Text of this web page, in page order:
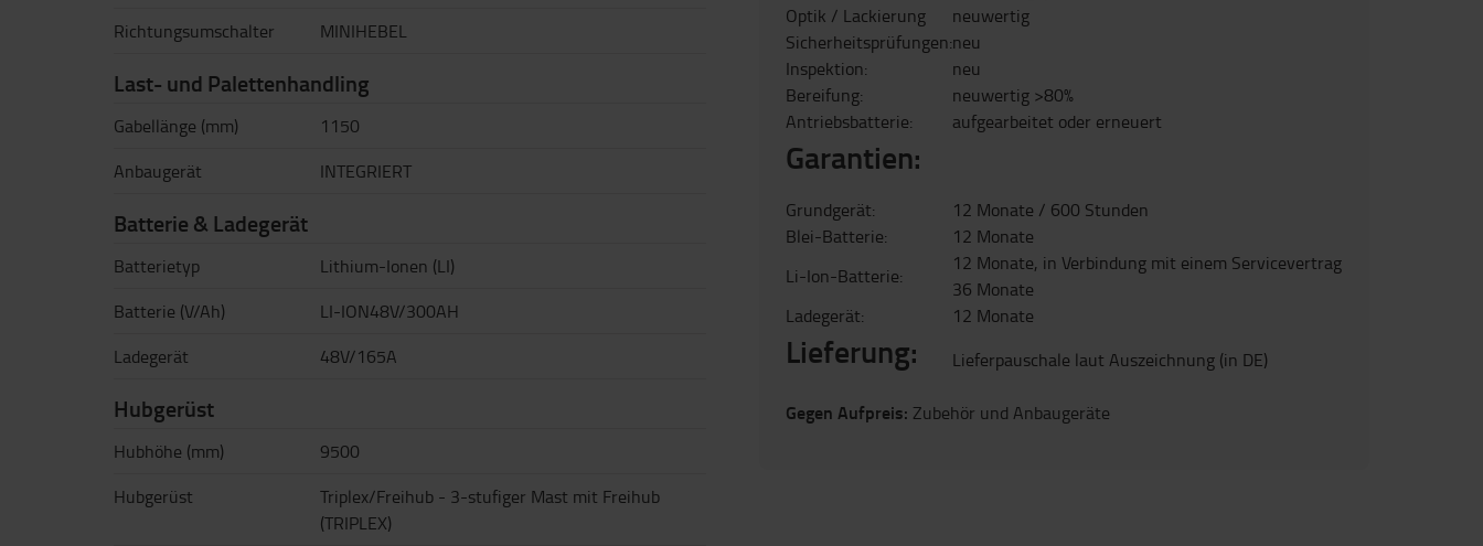
Richtungsumschalter
MINIHEBEL
Last- und Palettenhandling
Gabellänge (mm)
1150
Anbaugerät
INTEGRIERT
Batterie & Ladegerät
Batterietyp
Lithium-Ionen (LI)
Batterie (V/Ah)
LI-ION48V/300AH
Ladegerät
48V/165A
Hubgerüst
Hubhöhe (mm)
9500
Hubgerüst
Triplex/Freihub - 3-stufiger Mast mit Freihub
(TRIPLEX)
Optik / Lackierung
neuwertig
Sicherheitsprüfungen:neu
Inspektion:
neu
Bereifung:
neuwertig >80%
Antriebsbatterie:
aufgearbeitet oder erneuert
Garantien:
Grundgerät:
12 Monate / 600 Stunden
Blei-Batterie:
12 Monate
Li-Ion-Batterie:
12 Monate, in Verbindung mit einem Servicevertrag
36 Monate
Ladegerät:
12 Monate
Lieferung: Lieferpauschale laut Auszeichnung (in DE)
Gegen Aufpreis: Zubehör und Anbaugeräte